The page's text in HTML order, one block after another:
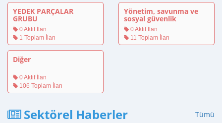
YEDEK PARÇALAR
GRUBU
0 Aktif İlan
1 Toplam İlan
Yönetim, savunma ve
sosyal güvenlik
hizmetleri
0 Aktif İlan
11 Toplam İlan
Diğer
0 Aktif İlan
106 Toplam İlan
Sektörel Haberler Tümü